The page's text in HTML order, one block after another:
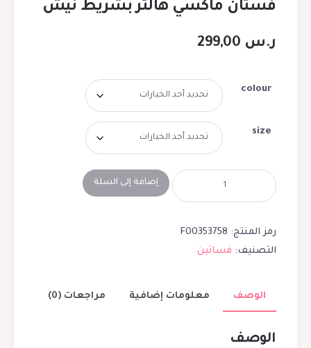
فستان ماكسي هالتر بشريط نيش
ر.س
colour
size
إضافة إلى السلة
رمز المنتج: F00353758
التصنيف: فساتين
الوصف معلومات إضافية مراجعات (0)
الوصف